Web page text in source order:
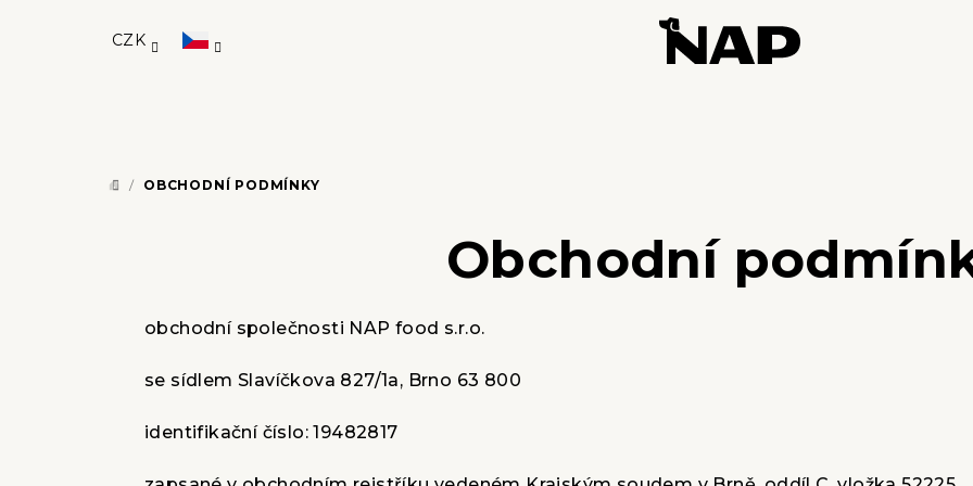
CZK
DOMŮ
/ OBCHODNÍ PODMÍNKY
Obchodní
obchodní společnosti NAP food s.r.o.
se sídlem Slavíčkova 827/1a, Brno 63 800
identifikační číslo: 19482817